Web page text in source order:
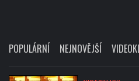
POPULÁRNÍ NEJNOVĚJŠÍ